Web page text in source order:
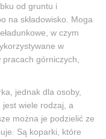
od gruntu i
na składowisko. Moga
w czym
w
górniczych,
jednak dla osoby,
wiele rodzaj, a
można je podzielić ze
Są koparki, które